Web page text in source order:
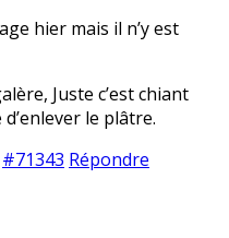
hier mais il n’y est
Juste c’est chiant
le plâtre.
#71343 Répondre